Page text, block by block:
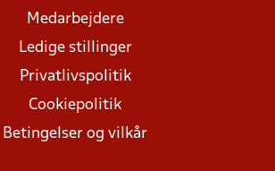
Medarbejdere
Ledige stillinger
Privatlivspolitik
Cookiepolitik
Betingelser og vilkår